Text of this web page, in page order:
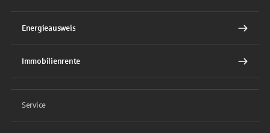
Energieausweis
Immobilienrente
Service